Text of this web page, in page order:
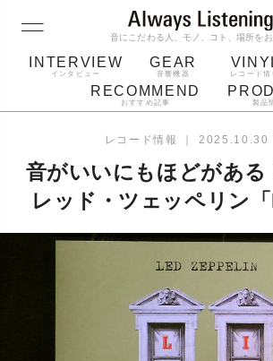
音にこだわる人、モノ、コト、場所を
INTERVIEW
インタビュー
GEAR
音響機器 レコード情
RECOMMEND
おすすめ記事 製品
bluetooth
レコード針
レコード情報 ｜ 2025.10.30
音がいいにもほどがある
レッド・ツェッペリン「